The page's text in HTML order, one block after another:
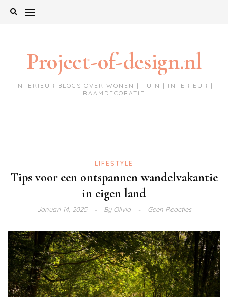
Project-of-design.nl
INTERIEUR BLOGS OVER WONEN | TUIN | INTERIEUR |
RAAMDECORATIE
LIFESTYLE
Tips voor een ontspannen wandelvakantie
in eigen land
Januari 14, 2025 ByOlivia Geen Reacties